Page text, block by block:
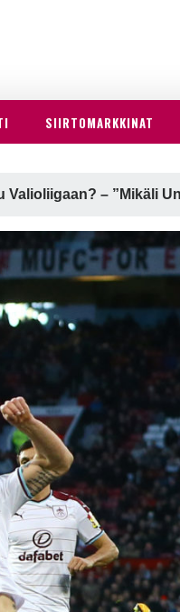
SIIRTOMARKKINAT
Valioliigaan? – ”Mikäli